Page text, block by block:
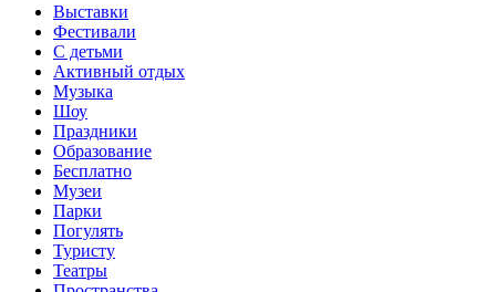
Выставки
Фестивали
С детьми
Активный отдых
Музыка
Шоу
Праздники
Образование
Бесплатно
Музеи
Парки
Погулять
Туристу
Театры